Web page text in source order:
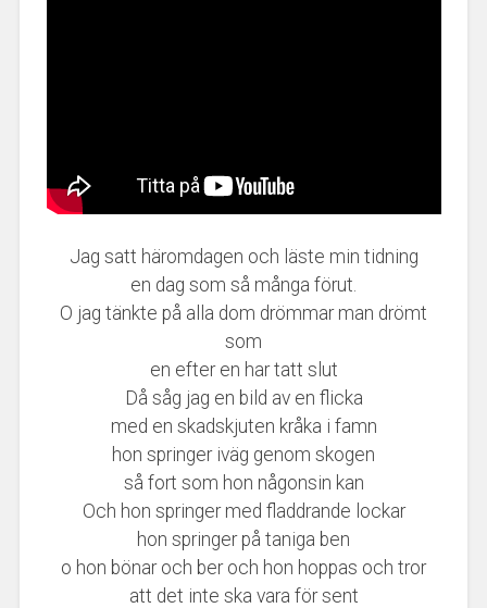
Jag satt häromdagen och läste min tidning
en dag som så många förut.
O jag tänkte på alla dom drömmar man drömt
som
en efter en har tatt slut
Då såg jag en bild av en flicka
med en skadskjuten kråka i famn
hon springer iväg genom skogen
så fort som hon någonsin kan
Och hon springer med fladdrande lockar
hon springer på taniga ben
o hon bönar och ber och hon hoppas och tror
att det inte ska vara för sent